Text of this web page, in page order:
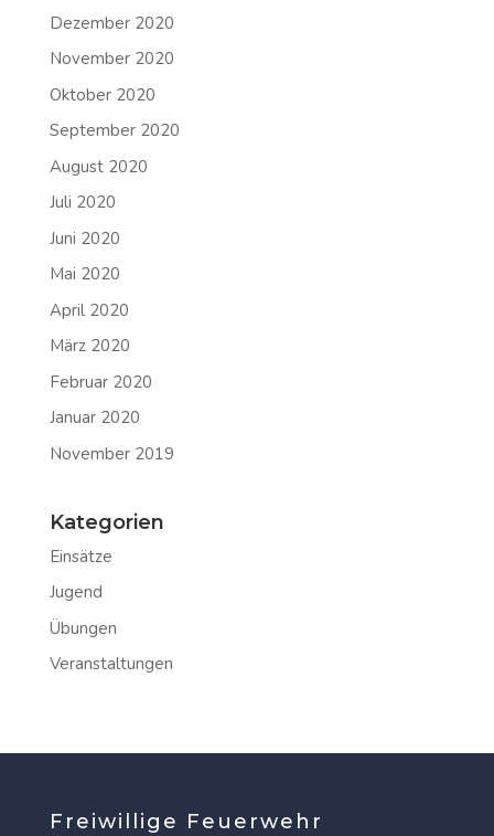
Dezember 2020
November 2020
Oktober 2020
September 2020
August 2020
Juli 2020
Juni 2020
Mai 2020
April 2020
März 2020
Februar 2020
Januar 2020
November 2019
Kategorien
Einsätze
Jugend
Übungen
Veranstaltungen
Freiwillige Feuerwehr